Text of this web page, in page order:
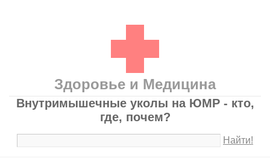
Здоровье и Медицина
Внутримышечные уколы на ЮМР - кто,
где, почем?
Найти!